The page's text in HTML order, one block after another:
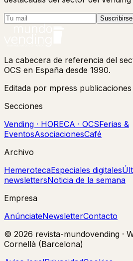
Suscribirse
La cabecera de referencia del
OCS en España desde 1990.
Editada por mpress publicaciones
Secciones
Vending · HORECA · OCSFerias &
EventosAsociacionesCafé
Archivo
HemerotecaEspeciales digitales
newslettersNoticia de la semana
Empresa
AnúnciateNewsletterContacto
© 2026 revista-mundovending ·
Cornellà (Barcelona)